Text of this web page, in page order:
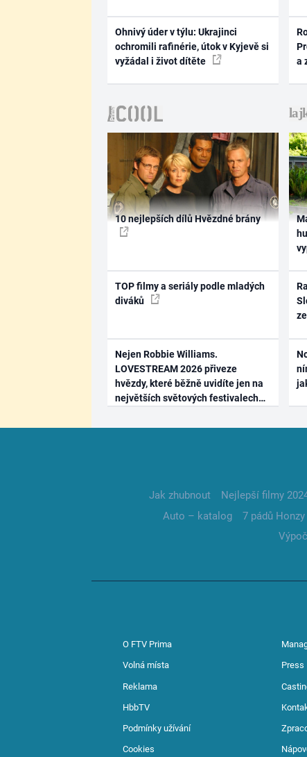
Ohnivý úder v týlu: Ukrajinci
ochromili rafinérie, útok v Kyjevě si
vyžádal i život dítěte
a
10 nejlepších dílů Hvězdné brány
TOP filmy a seriály podle mladých
diváků
Nejen Robbie Williams.
LOVESTREAM 2026 přiveze
hvězdy, které běžně uvidíte jen na
největších světových festivalech
Jak zhubnout Nejlepší filmy
Auto – katalog
7 pádů Honzy
O FTV Prima
Volná místa Press
Reklama
HbbTV
Podmínky užívání
Cookies